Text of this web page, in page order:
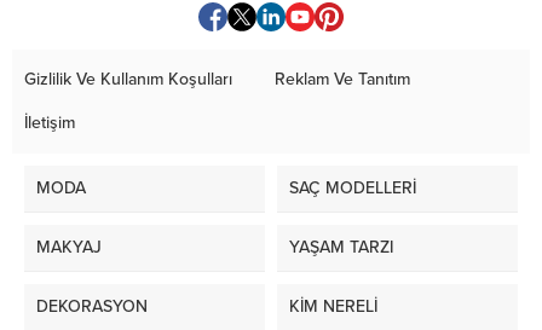
Gizlilik Ve Kullanım Koşulları Reklam Ve Tanıtım
İletişim
MODA SAÇ MODELLERİ
MAKYAJ YAŞAM TARZI
DEKORASYON KİM NERELİ